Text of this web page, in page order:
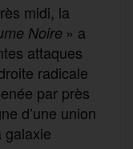
midi, la
Noire » a
attaques
radicale
par près
d’une union
galaxie